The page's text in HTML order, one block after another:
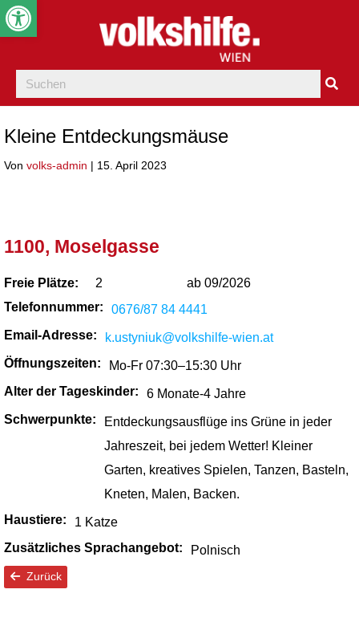
Kleine Entdeckungsmäuse
Von volks-admin | 15. April 2023
1100, Moselgasse
Freie Plätze: 2
ab 09/2026
Telefonnummer:
0676/87 84 4441
Email-Adresse:
k.ustyniuk@volkshilfe-wien.at
Öffnungszeiten:
Mo-Fr 07:30–15:30 Uhr
Alter der Tageskinder:
6 Monate‑4 Jahre
Schwerpunkte:
Entdeckungsausflüge ins Grüne in jeder
Jahreszeit, bei jedem Wetter! Kleiner
Garten, kreatives Spielen, Tanzen, Basteln,
Kneten, Malen, Backen.
Haustiere:
1 Katze
Zusätzliches Sprachangebot:
Polnisch
Zurück